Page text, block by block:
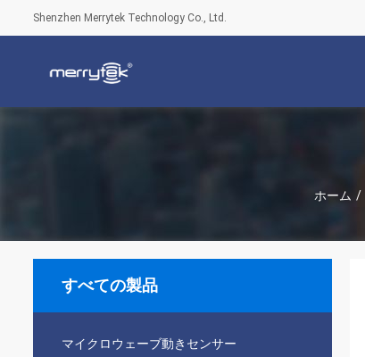
Shenzhen Merrytek Technology Co., Ltd.
ホーム /
すべての製品
マイクロウェーブ動きセンサー